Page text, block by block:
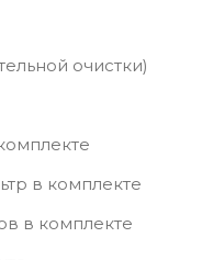
очистки)
в комплекте
в комплекте